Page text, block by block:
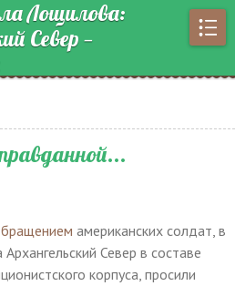
Лощилова:
Север —
американских солдат, в
Север в составе
корпуса, просили